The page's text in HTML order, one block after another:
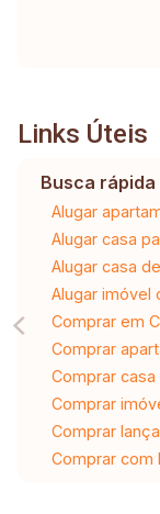
Links Úteis
Busca rápida
Alugar
Alugar casa
Alugar casa
Alugar imóvel
Comprar em
Comprar
Comprar casa
Comprar
Comprar
Comprar com